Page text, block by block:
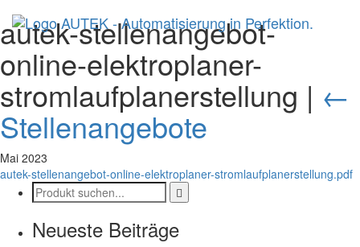
autek-stellenangebot-
online-elektroplaner-
stromlaufplanerstellung | ←
Stellenangebote
Mai 2023
autek-stellenangebot-online-elektroplaner-stromlaufplanerstellung.pdf
Neueste Beiträge